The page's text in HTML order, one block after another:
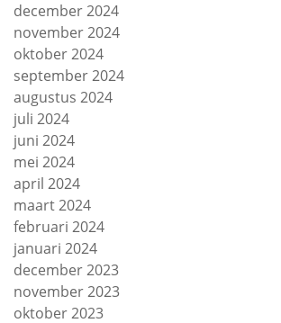
december 2024
november 2024
oktober 2024
september 2024
augustus 2024
juli 2024
juni 2024
mei 2024
april 2024
maart 2024
februari 2024
januari 2024
december 2023
november 2023
oktober 2023